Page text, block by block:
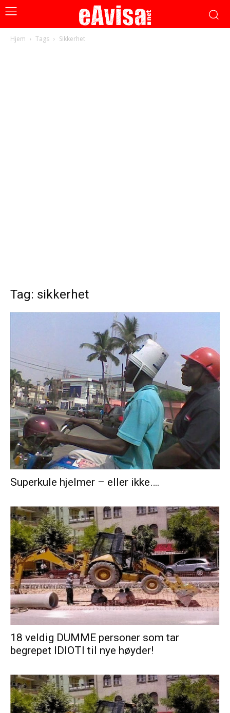
Hjem Tags Sikkerhet
Tag: sikkerhet
Superkule hjelmer – eller ikke….
18 veldig DUMME personer som tar
begrepet IDIOTI til nye høyder!